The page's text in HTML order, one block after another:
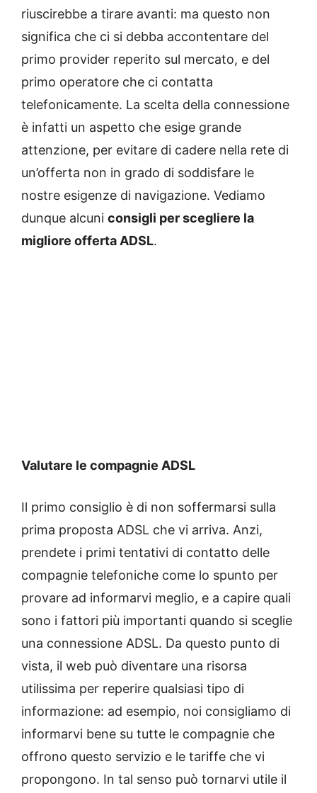
riuscirebbe a tirare avanti: ma questo non
significa che ci si debba accontentare del
primo provider reperito sul mercato, e del
primo operatore che ci contatta
telefonicamente. La scelta della connessione
è infatti un aspetto che esige grande
attenzione, per evitare di cadere nella rete di
un’offerta non in grado di soddisfare le
nostre esigenze di navigazione. Vediamo
dunque alcuni consigli per scegliere la
migliore offerta ADSL.
Valutare le compagnie ADSL
Il primo consiglio è di non soffermarsi sulla
prima proposta ADSL che vi arriva. Anzi,
prendete i primi tentativi di contatto delle
compagnie telefoniche come lo spunto per
provare ad informarvi meglio, e a capire quali
sono i fattori più importanti quando si sceglie
una connessione ADSL. Da questo punto di
vista, il web può diventare una risorsa
utilissima per reperire qualsiasi tipo di
informazione: ad esempio, noi consigliamo di
informarvi bene su tutte le compagnie che
offrono questo servizio e le tariffe che vi
propongono. In tal senso può tornarvi utile il